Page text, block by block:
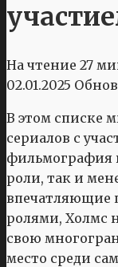
На чтение 27
02.01.2025
В этом списке
сериалов с
фильмография
роли, так и
впечатляющие
ролями, Холмс
свою
место среди